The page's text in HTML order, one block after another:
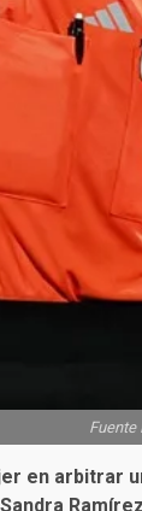
Fuente
en arbitrar
Sandra Ramírez